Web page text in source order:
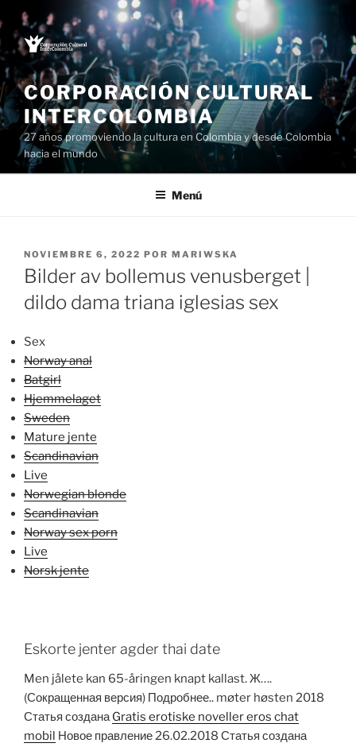
Saltar
al
contenido
CORPORACIÓN CULTURAL
INTERCOLOMBIA
27 años promoviendo la cultura en Colombia y desde Colombia
hacia el mundo
Menú
PUBLICADO
EL
NOVIEMBRE 6, 2022 POR MARIWSKA
Bilder av bollemus venusberget |
dildo dama triana iglesias sex
Sex
Norway anal
Batgirl
Hjemmelaget
Sweden
Mature jente
Scandinavian
Live
Norwegian blonde
Scandinavian
Norway sex porn
Live
Norsk jente
Eskorte jenter agder thai date
Men jålete kan 65-åringen knapt kallast. Ж….
(Сокращенная версия) Подробнее.. møter høsten 2018
Статья созданаGratis erotiske noveller eros chat
mobil Новое правление 26.02.2018 Статья создана